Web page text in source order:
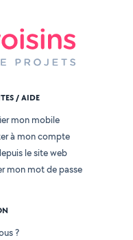
/ AIDE
mon mobile
à mon compte
le site web
mon mot de passe
?